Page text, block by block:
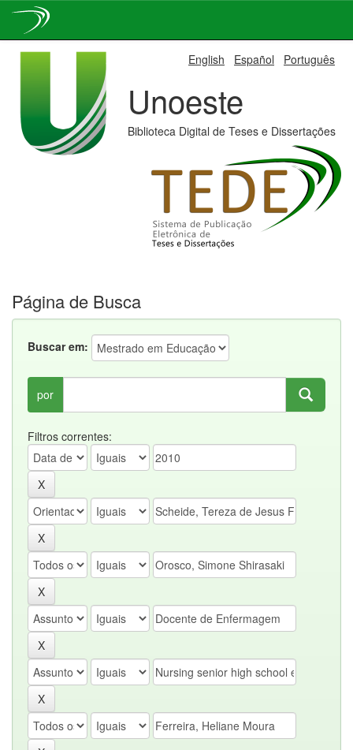
English Español Português
Unoeste
Biblioteca Digital de Teses e Dissertações
Página de Busca
Buscar em:
por
Filtros correntes: